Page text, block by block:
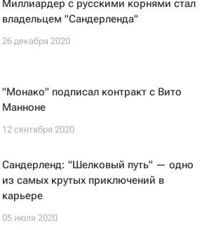
Миллиардер с русскими корнями стал
владельцем "Сандерленда"
26 декабря 2020
"Монако" подписал контракт с Вито
Манноне
12 сентября 2020
Сандерленд: "Шелковый путь" — одно
из самых крутых приключений в
карьере
05 июля 2020